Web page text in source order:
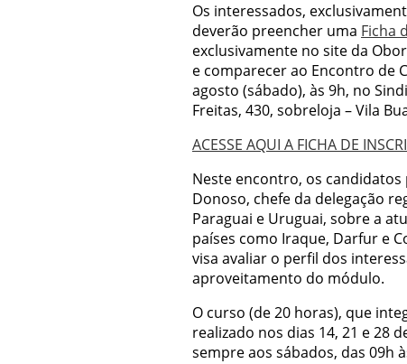
Os interessados,
deverão preencher uma Ficha
exclusivamente no site da
e comparecer ao Encontro de
agosto (sábado), às 9h, no
Freitas, 430, sobreloja – Vila
ACESSE AQUI A FICHA DE
Neste encontro, os
Donoso, chefe da delegação
Paraguai e Uruguai, sobre a
países como Iraque, Darfur e
visa avaliar o perfil dos
aproveitamento do módulo.
O curso (de 20 horas), que
realizado nos dias 14, 21 e 28
sempre aos sábados, das 09h